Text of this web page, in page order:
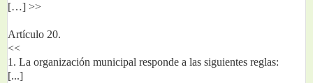
[…] >>
Artículo 20.
<<
1. La organización municipal responde a las siguientes reglas:
[...]